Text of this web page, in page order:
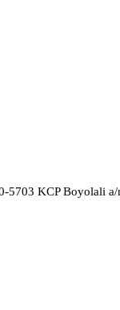
5703 KCP Boyolali